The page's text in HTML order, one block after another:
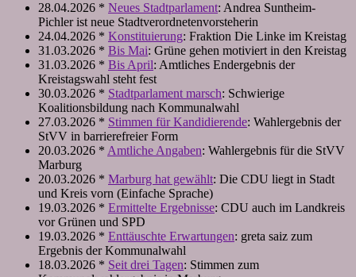
28.04.2026 * Neues Stadtparlament: Andrea Suntheim-
Pichler ist neue Stadtverordnetenvorsteherin
24.04.2026 * Konstituierung: Fraktion Die Linke im Kreistag
31.03.2026 * Bis Mai: Grüne gehen motiviert in den Kreistag
31.03.2026 * Bis April: Amtliches Endergebnis der
Kreistagswahl steht fest
30.03.2026 * Stadtparlament marsch: Schwierige
Koalitionsbildung nach Kommunalwahl
27.03.2026 * Stimmen für Kandidierende: Wahlergebnis der
StVV in barrierefreier Form
20.03.2026 * Amtliche Angaben: Wahlergebnis für die StVV
Marburg
20.03.2026 * Marburg hat gewählt: Die CDU liegt in Stadt
und Kreis vorn (Einfache Sprache)
19.03.2026 * Ermittelte Ergebnisse: CDU auch im Landkreis
vor Grünen und SPD
19.03.2026 * Enttäuschte Erwartungen: greta saiz zum
Ergebnis der Kommunalwahl
18.03.2026 * Seit drei Tagen: Stimmen zum